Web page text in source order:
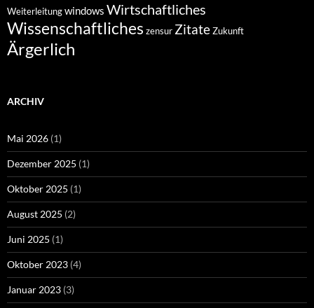
Weiterleitungwindows Wirtschaftliches
Wissenschaftliches zensur ZitateZukunft
Ärgerlich
ARCHIV
Mai 2026 (1)
Dezember 2025 (1)
Oktober 2025 (1)
August 2025 (2)
Juni 2025 (1)
Oktober 2023 (4)
Januar 2023 (3)